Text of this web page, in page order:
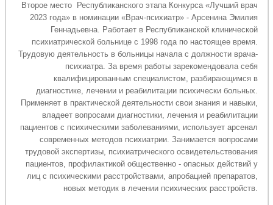
Второе место Республиканского этапа Конкурса «Лучший врач
2023 года» в номинации «Врач-психиатр» - Арсенина Эмилия
Геннадьевна. Работает в Республиканской клинической
психиатрической больнице с 1998 года по настоящее время.
Трудовую деятельность в больницы начала с должности врача-
психиатра. За время работы зарекомендовала себя
квалифицированным специалистом, разбирающимся в
диагностике, лечении и реабилитации психически больных.
Применяет в практической деятельности свои знания и навыки,
владеет вопросами диагностики, лечения и реабилитации
пациентов с психическими заболеваниями, использует арсенал
современных методов психиатрии. Занимается вопросами
трудовой экспертизы, психиатрического освидетельствования
пациентов, профилактикой общественно - опасных действий у
лиц с психическими расстройствами, апробацией препаратов,
новых методик в лечении психических расстройств.